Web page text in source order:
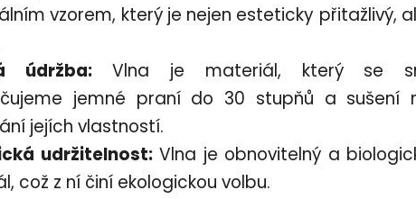
vzorem, který je nejen esteticky přitažlivý,
údržba:Vlna je materiál, který se
jemné praní do 30 stupňů a sušení
jejích vlastností.
udržitelnost:Vlna je obnovitelný a
což z ní činí ekologickou volbu.